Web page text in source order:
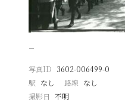
−
写真ID 3602-006499-0
駅 なし 路線 なし
撮影日
不明